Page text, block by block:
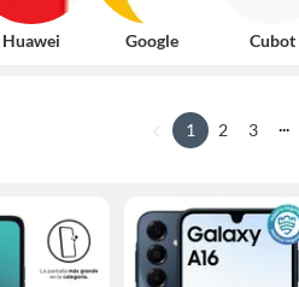
Huawei Google Cubot
1 2 3 ...